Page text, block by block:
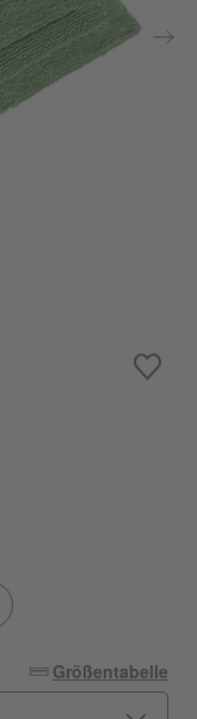
Größentabelle